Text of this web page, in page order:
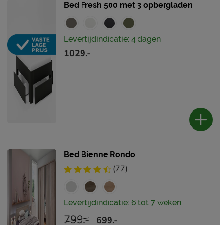
Bed Fresh 500 met 3 opbergladen
Levertijdindicatie: 4 dagen
1029.-
Bed Bienne Rondo
(77)
Levertijdindicatie: 6 tot 7 weken
799.- 699.-